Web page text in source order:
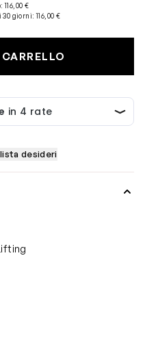
116,00 €
30 giorni:116,00 €
desideri